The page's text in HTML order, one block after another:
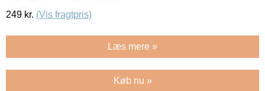
249 kr. (Vis fragtpris)
Læs mere »
Køb nu »